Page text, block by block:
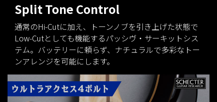
Split Tone Control
通常のHi-Cutに加え、トーンノブを引き上げた状態で
Low-Cutとしても機能するパッシヴ・サーキットシス
テム。バッテリーに頼らず、ナチュラルで多彩なトー
ンアレンジを可能にします。